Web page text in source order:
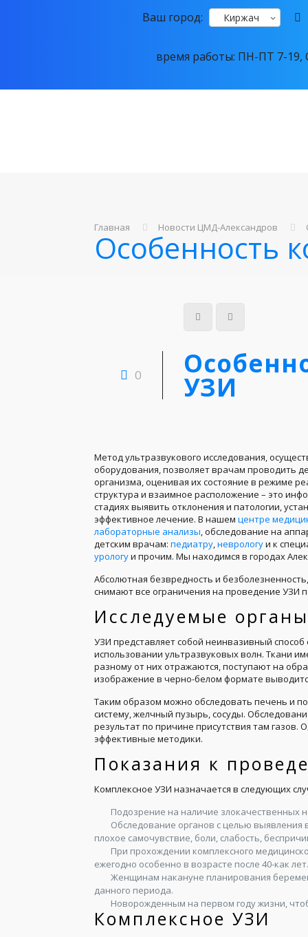
Ваш город: Киржач
время работы: ПН-ПТ 7-19,
Главная Новости ЦМД-Александров
Особенность
0 УЗИ
Метод ультразвукового исследования,
оборудования, позволяет врачам проводить
организма, оценивая их состояние в режиме
структура и взаимное расположение – это
стадиях выявить отклонения и патологии,
эффективное лечение. В нашем центре
лабораторные анализы, обследование на
детским врачам: педиатру,неврологуи к
урологуи прочим. Мы находимся в городах
Абсолютная безвредность и
снимают все ограничения на проведение УЗИ
Исследуемые органы
УЗИ представляет собой неинвазивный
использовании ультразвуковых волн. Ткани
разному от них отражаются, поступают на
изображение в черно-белом формате
Таким образом можно обследовать печень и
систему, желчный пузырь, сосуды.
результат по причине присутствия там
эффективные методики.
Показания к
Комплексное УЗИ назначается в следующих
Подозрение на наличие злокачественных
Обследование органов с целью выявления
плохое самочувствие, боли, слабость,
При прохождении комплексного
ежегодно особенно в возрасте после 40-как лет.
Женщинам накануне планирования
данного периода.
Новорожденным на первом году жизни,
Комплексное УЗИ